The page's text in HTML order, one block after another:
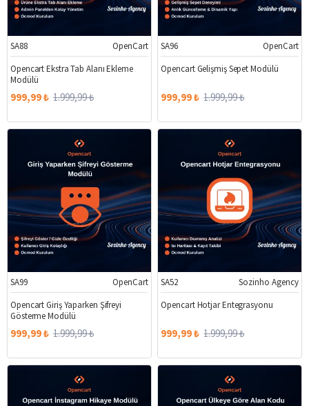
%50
SA88
OpenCart
Opencart Ekstra Tab Alanı Ekleme
Modülü
999,99 ₺ 1.999,99 ₺
%50
SA96
OpenCart
Opencart Gelişmiş Sepet Modülü
999,99 ₺ 1.999,99 ₺
%50
SA99
OpenCart
Opencart Giriş Yaparken Şifreyi
Gösterme Modülü
999,99 ₺ 1.999,99 ₺
%50
SA52
Sozinho Agency
Opencart Hotjar Entegrasyonu
999,99 ₺ 1.999,99 ₺